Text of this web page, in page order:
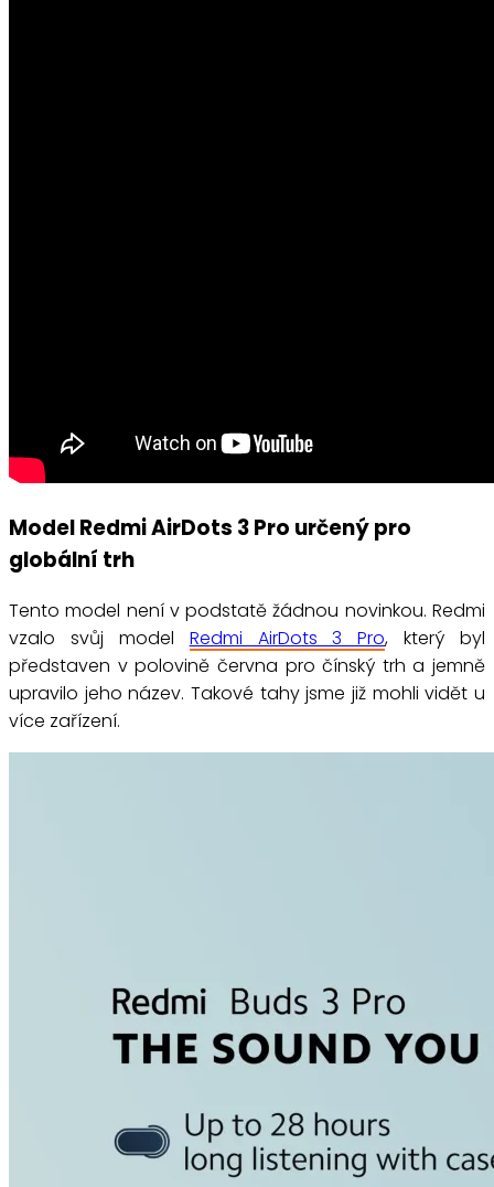
Model Redmi AirDots 3 Pro určený pro
globální trh
Tento model není v podstatě žádnou novinkou. Redmi
vzalo svůj model Redmi AirDots 3 Pro, který byl
představen v polovině června pro čínský trh a jemně
upravilo jeho název. Takové tahy jsme již mohli vidět u
více zařízení.